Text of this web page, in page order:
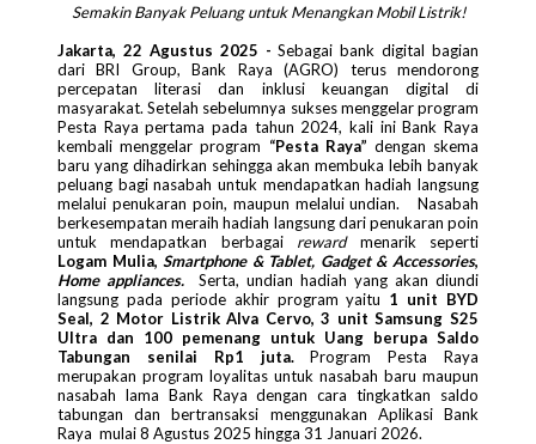
Semakin Banyak Peluang untuk Menangkan Mobil Listrik!
Jakarta, 22 Agustus 2025 - Sebagai bank digital bagian
dari BRI Group, Bank Raya (AGRO) terus mendorong
percepatan literasi dan inklusi keuangan digital di
masyarakat. Setelah sebelumnya sukses menggelar program
Pesta Raya pertama pada tahun 2024, kali ini Bank Raya
kembali menggelar program “Pesta Raya” dengan skema
baru yang dihadirkan sehingga akan membuka lebih banyak
peluang bagi nasabah untuk mendapatkan hadiah langsung
melalui penukaran poin, maupun melalui undian. Nasabah
berkesempatan meraih hadiah langsung dari penukaran poin
untuk mendapatkan berbagai rewardmenarik seperti
Logam Mulia,Smartphone & Tablet, Gadget & Accessories,
Home appliances.
Serta, undian hadiah yang akan diundi
langsung pada periode akhir program yaitu 1 unit BYD
Seal, 2 Motor Listrik Alva Cervo, 3 unit Samsung S25
Ultra dan 100 pemenang untuk Uang berupa Saldo
Tabungan senilai Rp1 juta.Program Pesta Raya
merupakan program loyalitas untuk nasabah baru maupun
nasabah lama Bank Raya dengan cara tingkatkan saldo
tabungan dan bertransaksi menggunakan Aplikasi Bank
Raya mulai 8 Agustus 2025 hingga 31 Januari 2026.